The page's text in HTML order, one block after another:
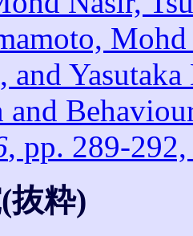
and
and
, pp. 289-
抜粋)